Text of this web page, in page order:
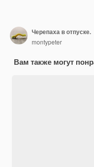
Черепаха в отпуске.
montypeter
Вам также могут